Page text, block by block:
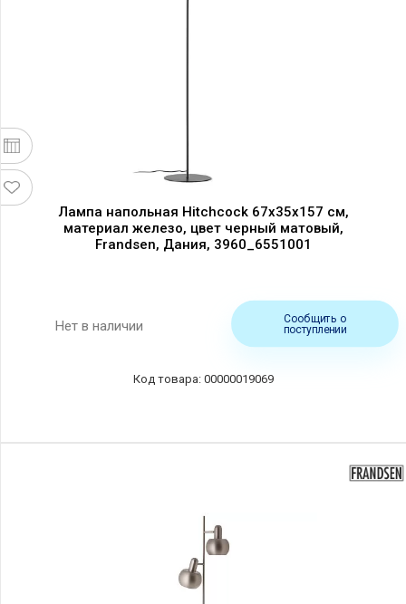
Лампа напольная Hitchcock 67x35x157 см,
материал железо, цвет черный матовый,
Frandsen, Дания, 3960_6551001
Нет в наличии
Сообщить о
поступлении
00000019069